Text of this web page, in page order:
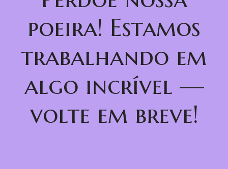
poeira! Estamos
trabalhando em
algo incrível —
volte em breve!